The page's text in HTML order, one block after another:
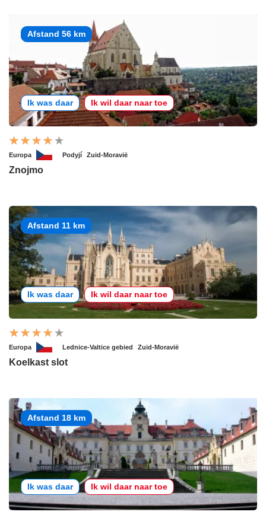
Afstand 56 km
Ik was daar Ik wil daar naar toe
Europa Podyjí Zuid-Moravië
Znojmo
Afstand 11 km
Ik was daar Ik wil daar naar toe
Europa Lednice-Valtice gebied Zuid-Moravië
Koelkast slot
Afstand 18 km
Ik was daar Ik wil daar naar toe